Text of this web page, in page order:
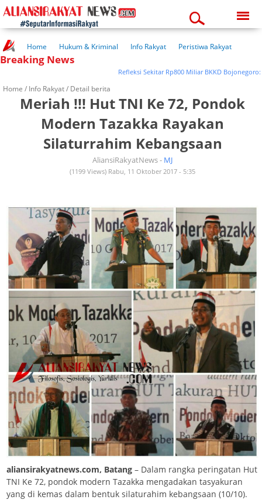
08:39:08 pm
Home Hukum & Kriminal Info Rakyat
Peristiwa Rakyat
Kuliner Rakyat
Wisata Rakyat
Breaking News
Refleksi Sekitar Rp800 Miliar BKKD Bojonegoro:
Home / Info Rakyat/ Detail berita
Meriah !!! Hut TNI Ke 72, Pondok
Modern Tazakka Rayakan
Silaturrahim Kebangsaan
AliansiRakyatNews - MJ
(1199 Views) Rabu, 11 Oktober 2017 - 5:35
aliansirakyatnews.com, Batang – Dalam rangka peringatan Hut
TNI Ke 72, pondok modern Tazakka mengadakan tasyakuran
yang di kemas dalam bentuk silaturahim kebangsaan (10/10).